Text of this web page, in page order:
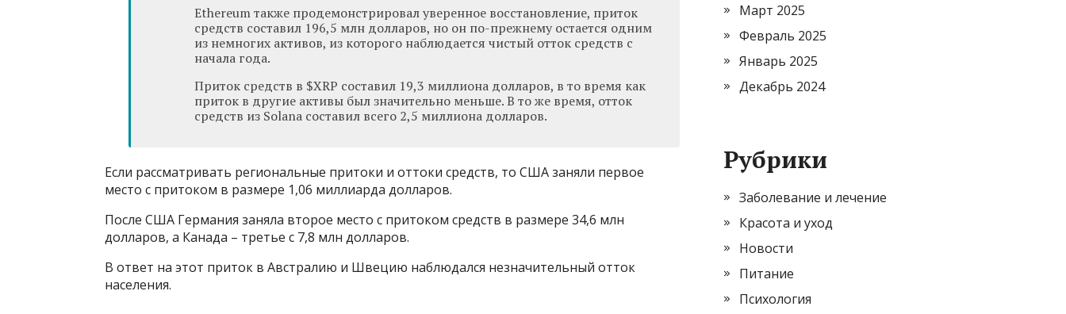
Ethereum также продемонстрировал уверенное восстановление, приток
средств составил 196,5 млн долларов, но он по-прежнему остается одним
из немногих активов, из которого наблюдается чистый отток средств с
начала года.
Приток средств в $XRP составил 19,3 миллиона долларов, в то время как
приток в другие активы был значительно меньше. В то же время, отток
средств из Solana составил всего 2,5 миллиона долларов.
Если рассматривать региональные притоки и оттоки средств, то США заняли первое
место с притоком в размере 1,06 миллиарда долларов.
После США Германия заняла второе место с притоком средств в размере 34,6 млн
долларов, а Канада – третье с 7,8 млн долларов.
В ответ на этот приток в Австралию и Швецию наблюдался незначительный отток
населения.
Март 2025
Февраль 2025
Январь 2025
Декабрь 2024
Рубрики
Заболевание и лечение
Красота и уход
Новости
Питание
Психология